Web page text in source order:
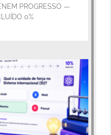
PROGRESSO —
0%